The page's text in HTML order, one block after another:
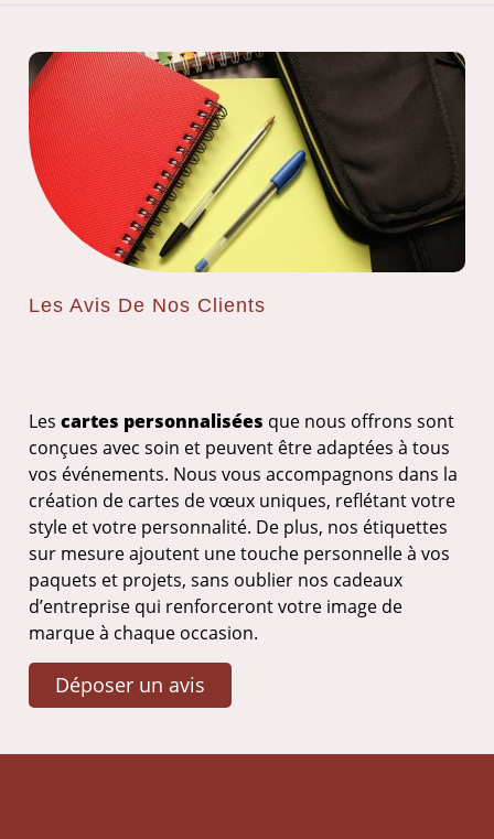
Les Avis De Nos Clients
Les cartes personnalisées que nous offrons sont
conçues avec soin et peuvent être adaptées à tous
vos événements. Nous vous accompagnons dans la
création de cartes de vœux uniques, reflétant votre
style et votre personnalité. De plus, nos étiquettes
sur mesure ajoutent une touche personnelle à vos
paquets et projets, sans oublier nos cadeaux
d’entreprise qui renforceront votre image de
marque à chaque occasion.
Déposer un avis